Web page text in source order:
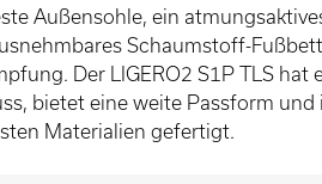
Außensohle, ein
Schaumstoff-
Der LIGERO2 S1P TLS hat
bietet eine weite Passform und
Materialien gefertigt.